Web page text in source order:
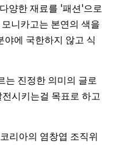
양한 재료를 '패션'으로
니카고는 본연의 색을
야에 국한하지 않고 식
는 진정한 의미의 글로
시키는걸 목표로 하고
리아의 염창엽 조직위